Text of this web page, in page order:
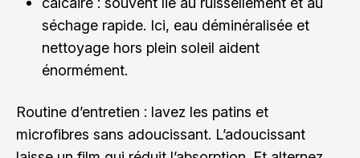
séchage rapide. Ici, eau déminéralisée et
nettoyage hors plein soleil aident
énormément.
Routine d’entretien : lavez les patins et
microfibres sans adoucissant. L’adoucissant